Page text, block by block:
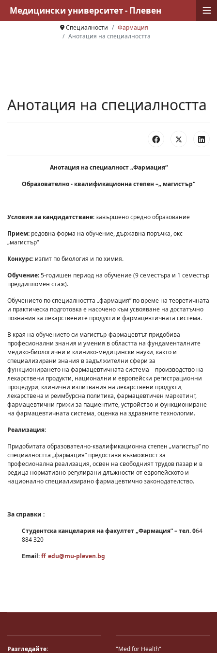
Специалности
Фармация
Анотация на специалността
Анотация на специалността
Анотация на специалност „Фармация“
Образователно - квалификационна степен –„ магистър“
Условия за кандидатстване: завършено средно образование
Прием: редовна форма на обучение, държавна поръчка, окс
„магистър“
Конкурс: изпит по биология и по химия.
Обучение: 5-годишен период на обучение (9 семестъра и 1 семестър
преддипломен стаж).
Обучението по специалността „фармация” по време на теоретичната
и практическа подготовка е насочено към усвояване на достатъчно
познания за лекарствените продукти и фармацевтичната система.
В края на обучението си магистър-фармацевтът придобива
професионални знания и умения в областта на фундаменталните
медико-биологични и клинико-медицински науки, както и
специализирани знания в задължителни сфери за
функционирането на фармацевтичната система – производство на
лекарствени продукти, национални и европейски регистрационни
процедури, клинични изпитвания на лекарствени продукти,
лекарствена и реимбурсна политика, фармацевтичен маркетинг,
фармацевтични грижи за пациентите, устройство и функциониране
на фармацевтичната система, оценка на здравните технологии.
Реализация:
Придобитата образователно-квалификационна степен „магистър” по
специалността „фармация” предоставя възможност за
професионална реализация, освен на свободният трудов пазар и в
редица нормативно регулирани длъжности от европейското и
национално специализирано фармацевтично законодателство.
За справки :
Студентска канцелария на факултет „Фармация” – тел. 064
884 320
Email:ff_edu@mu-pleven.bg
Разгледайте: "Med for Health"
Медицински университет - Плевен ≡